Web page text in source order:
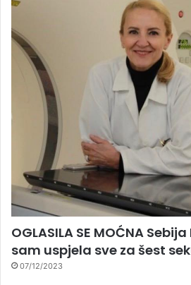
OGLASILA SE MOĆNA
sam uspjela sve za šest
07/12/2023